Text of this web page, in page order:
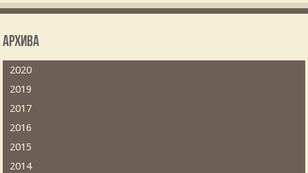
Архива
2020
2019
2017
2016
2015
2014